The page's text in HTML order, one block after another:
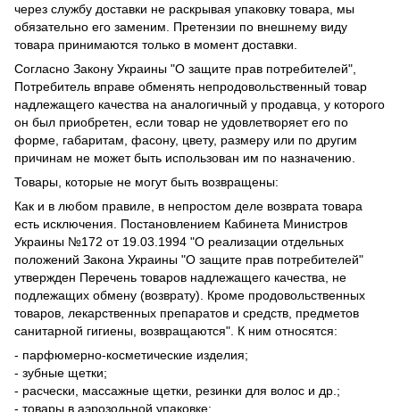
через службу доставки не раскрывая упаковку товара, мы
обязательно его заменим. Претензии по внешнему виду
товара принимаются только в момент доставки.
Согласно Закону Украины "О защите прав потребителей",
Потребитель вправе обменять непродовольственный товар
надлежащего качества на аналогичный у продавца, у которого
он был приобретен, если товар не удовлетворяет его по
форме, габаритам, фасону, цвету, размеру или по другим
причинам не может быть использован им по назначению.
Товары, которые не могут быть возвращены:
Как и в любом правиле, в непростом деле возврата товара
есть исключения. Постановлением Кабинета Министров
Украины №172 от 19.03.1994 "О реализации отдельных
положений Закона Украины "О защите прав потребителей"
утвержден Перечень товаров надлежащего качества, не
подлежащих обмену (возврату). Кроме продовольственных
товаров, лекарственных препаратов и средств, предметов
санитарной гигиены, возвращаются". К ним относятся:
- парфюмерно-косметические изделия;
- зубные щетки;
- расчески, массажные щетки, резинки для волос и др.;
- товары в аэрозольной упаковке;